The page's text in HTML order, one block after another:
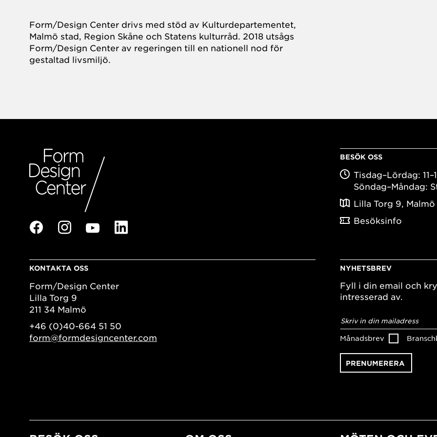
Form/Design Center drivs med stöd av Kulturdepartementet,
Malmö stad, Region Skåne och Statens kulturråd. 2018 utsågs
Form/Design Center av regeringen till en nationell nod för
gestaltad livsmiljö.
BESÖK OSS
Tisdag–Lördag:
Söndag–Måndag:
Lilla Torg 9, Malmö
Besöksinfo
KONTAKTA OSS
Form/Design Center
Lilla Torg 9
211 34 Malmö
+46 (0)40-664 51 50
form@formdesigncenter.com
NYHETSBREV
Fyll i din email och
intresserad av.
postadress*
Månadsbrev